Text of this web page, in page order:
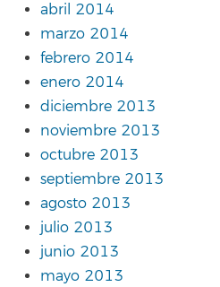
abril 2014
marzo 2014
febrero 2014
enero 2014
diciembre 2013
noviembre 2013
octubre 2013
septiembre 2013
agosto 2013
julio 2013
junio 2013
mayo 2013